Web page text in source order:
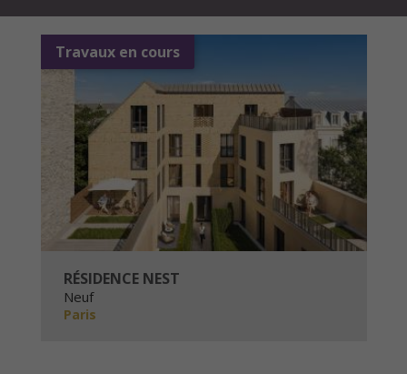
Travaux en cours
RÉSIDENCE NEST
Neuf
Paris